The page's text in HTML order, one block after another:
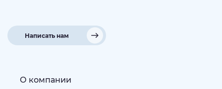
Написать нам
О компании